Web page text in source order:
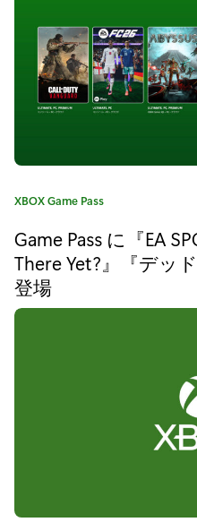
T
E
K
E
:
s
r
カ
ゴ
リ
XBOX Game Pass
Game Pass に『EA
There Yet?』『デッ
登場